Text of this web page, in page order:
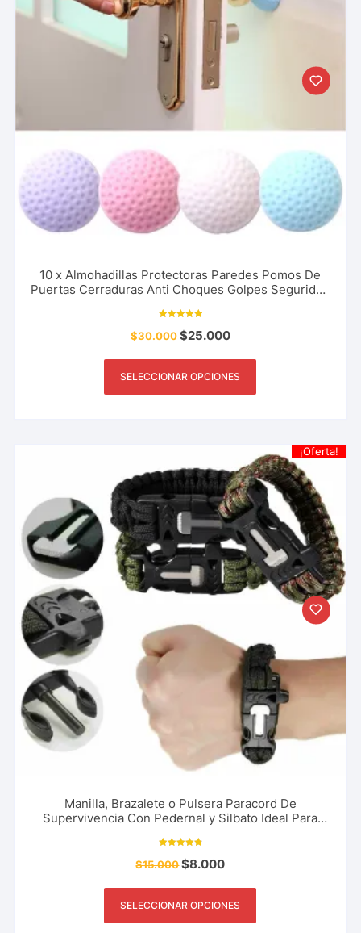
10 x Almohadillas Protectoras Paredes Pomos De
Puertas Cerraduras Anti Choques Golpes Seguridad
5.00
de 5
$30.000$25.000
SELECCIONAR OPCIONES
¡Oferta!
Manilla, Brazalete o Pulsera Paracord De
Supervivencia Con Pedernal y Silbato Ideal Para
con
4.91
$15.000$8.000
SELECCIONAR OPCIONES